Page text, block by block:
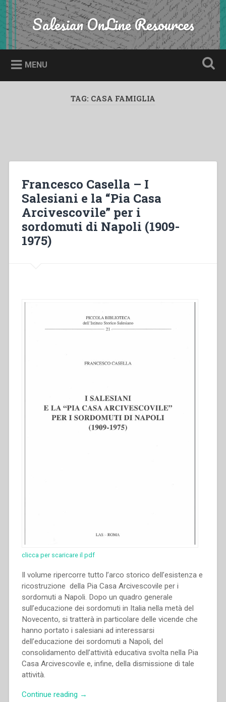
Skip
to
content
Search Salesian OnLine Resources
MENU
TAG: CASA FAMIGLIA
Francesco Casella – I
Salesiani e la “Pia Casa
Arcivescovile” per i
sordomuti di Napoli (1909-
1975)
clicca per scaricare il pdf
Il volume ripercorre tutto l’arco storico dell’esistenza e
ricostruzione della Pia Casa Arcivescovile per i
sordomuti a Napoli. Dopo un quadro generale
sull’educazione dei sordomuti in Italia nella metà del
Novecento, si tratterà in particolare delle vicende che
hanno portato i salesiani ad interessarsi
dell’educazione dei sordomuti a Napoli, del
consolidamento dell’attività educativa svolta nella Pia
Casa Arcivescovile e, infine, della dismissione di tale
attività.
Continue reading “Francesco
→